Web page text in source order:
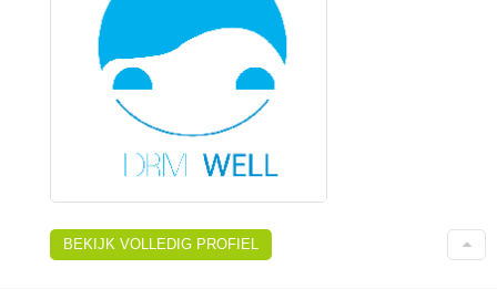
BEKIJK VOLLEDIG PROFIEL